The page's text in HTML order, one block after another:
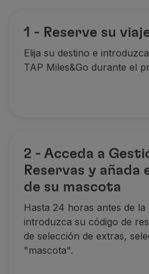
Las millas se acumulan
Términos y Condiciones
La oferta es válida para
Válido únicamente en
La acumulación de
1 - Reserve su
Elija su destino e
TAP Miles&Go durante el
2 - Acceda a
Reservas y
de su mascota
Hasta 24 horas antes de la
introduzca su código de
de selección de extras,
"mascota".